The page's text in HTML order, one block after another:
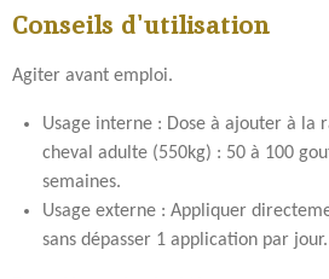
Conseils d'utilisation
Agiter avant emploi.
Usage interne : Dose à ajouter à la
cheval adulte (550kg) : 50 à 100
semaines.
Usage externe : Appliquer
sans dépasser 1 application par jour.